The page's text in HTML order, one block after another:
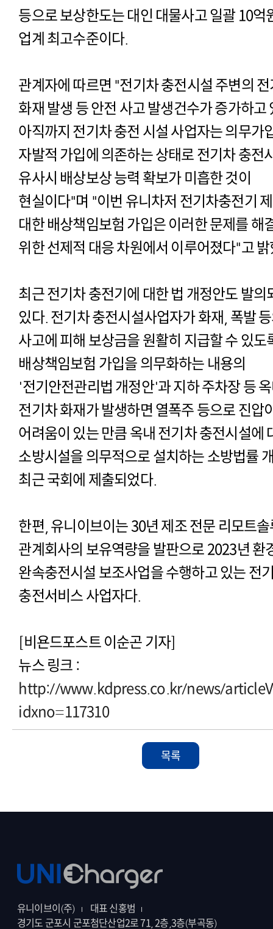
등으로 보상한도는 대인 대물사고 일괄 10억
업계 최고수준이다.
관계자에 따르면 "전기차 충전시설 주변의 전
화재 발생 등 안전 사고 발생건수가 증가하고
아직까지 전기차 충전 시설 사업자는 의무가
자발적 가입에 의존하는 상태로 전기차 충전
유사시 배상보상 능력 확보가 미흡한 것이
현실이다"며 "이번 유니차저 전기차충전기
대한 배상책임보험 가입은 이러한 문제를 해
위한 선제적 대응 차원에서 이루어졌다"고
최근 전기차 충전기에 대한 법 개정안도 발의
있다. 전기차 충전시설사업자가 화재, 폭발
사고에 피해 보상금을 원활히 지급할 수 있도
배상책임보험 가입을 의무화하는 내용의
'전기안전관리법 개정안'과 지하 주차장 등
전기차 화재가 발생하면 열폭주 등으로 진압
어려움이 있는 만큼 옥내 전기차 충전시설에
소방시설을 의무적으로 설치하는 소방법률
최근 국회에 제출되었다.
한편, 유니이브이는 30년 제조 전문 리모트
관계회사의 보유역량을 발판으로 2023년 환
완속충전시설 보조사업을 수행하고 있는 전
충전서비스 사업자다.
[비욘드포스트 이순곤 기자]
뉴스 링크 :
http://www.kdpress.co.kr/news/
idxno=117310
목록
유니이브이(주)
대표 신홍범
경기도 군포시 군포첨단산업2로 71, 2층,3층(부곡동)